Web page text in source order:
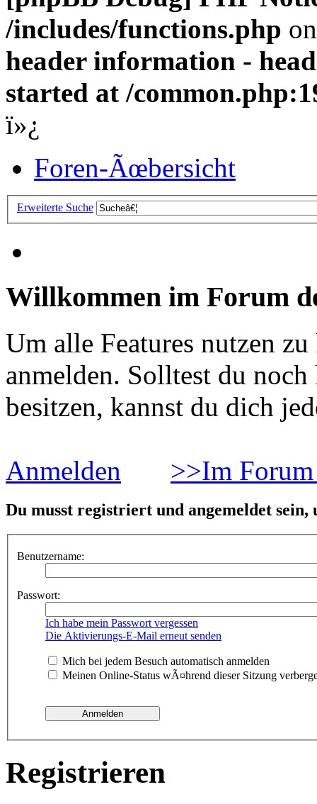
/includes/functions.php
header information -
started at /
ï»¿
Foren-Ãœbersicht
Erweiterte Suche
Willkommen im Forum
Um alle Features nutzen
anmelden. Solltest du
besitzen, kannst du dich
Anmelden >>Im
Du musst registriert und angemeldet
Benutzername:
Passwort:
Ich habe mein Passwort vergessen
Die Aktivierungs-E-Mail erneut senden
Mich bei jedem Besuch automatisch anmelden
Meinen Online-Status wÃ¤hrend dieser Sitzung
Registrieren